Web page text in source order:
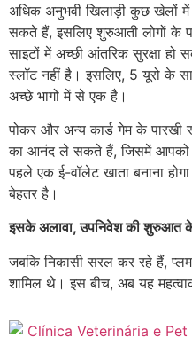
अधिक अनुभवी खिलाड़ी कुछ खेलों
सकते हैं, इसलिए शुरुआती लोगों के
साइटों में अच्छी आंतरिक सुरक्षा
स्लॉट नहीं है। इसलिए, 5 यूरो
अच्छे भागों में से एक है।
पोकर और अन्य कार्ड गेम के पारखी
का आनंद ले सकते हैं, जिसमें आपको
पहले एक ई-वॉलेट खाता बनाना
बेहतर है।
इसके अलावा, उपनिवेश की शुरुआत
जबकि निकासी सरल कर रहे हैं,
शामिल थे। इस बीच, अब यह